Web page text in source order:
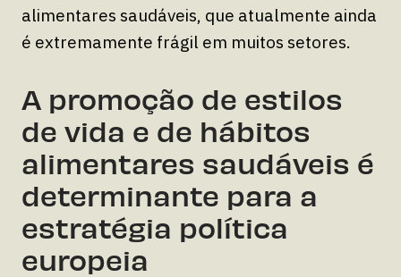
alimentares saudáveis, que atualmente ainda
é extremamente frágil em muitos setores.
A promoção de estilos
de vida e de hábitos
alimentares saudáveis é
determinante para a
estratégia política
europeia